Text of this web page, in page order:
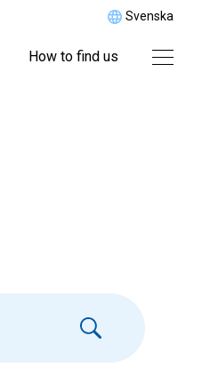
Svenska
How to find us